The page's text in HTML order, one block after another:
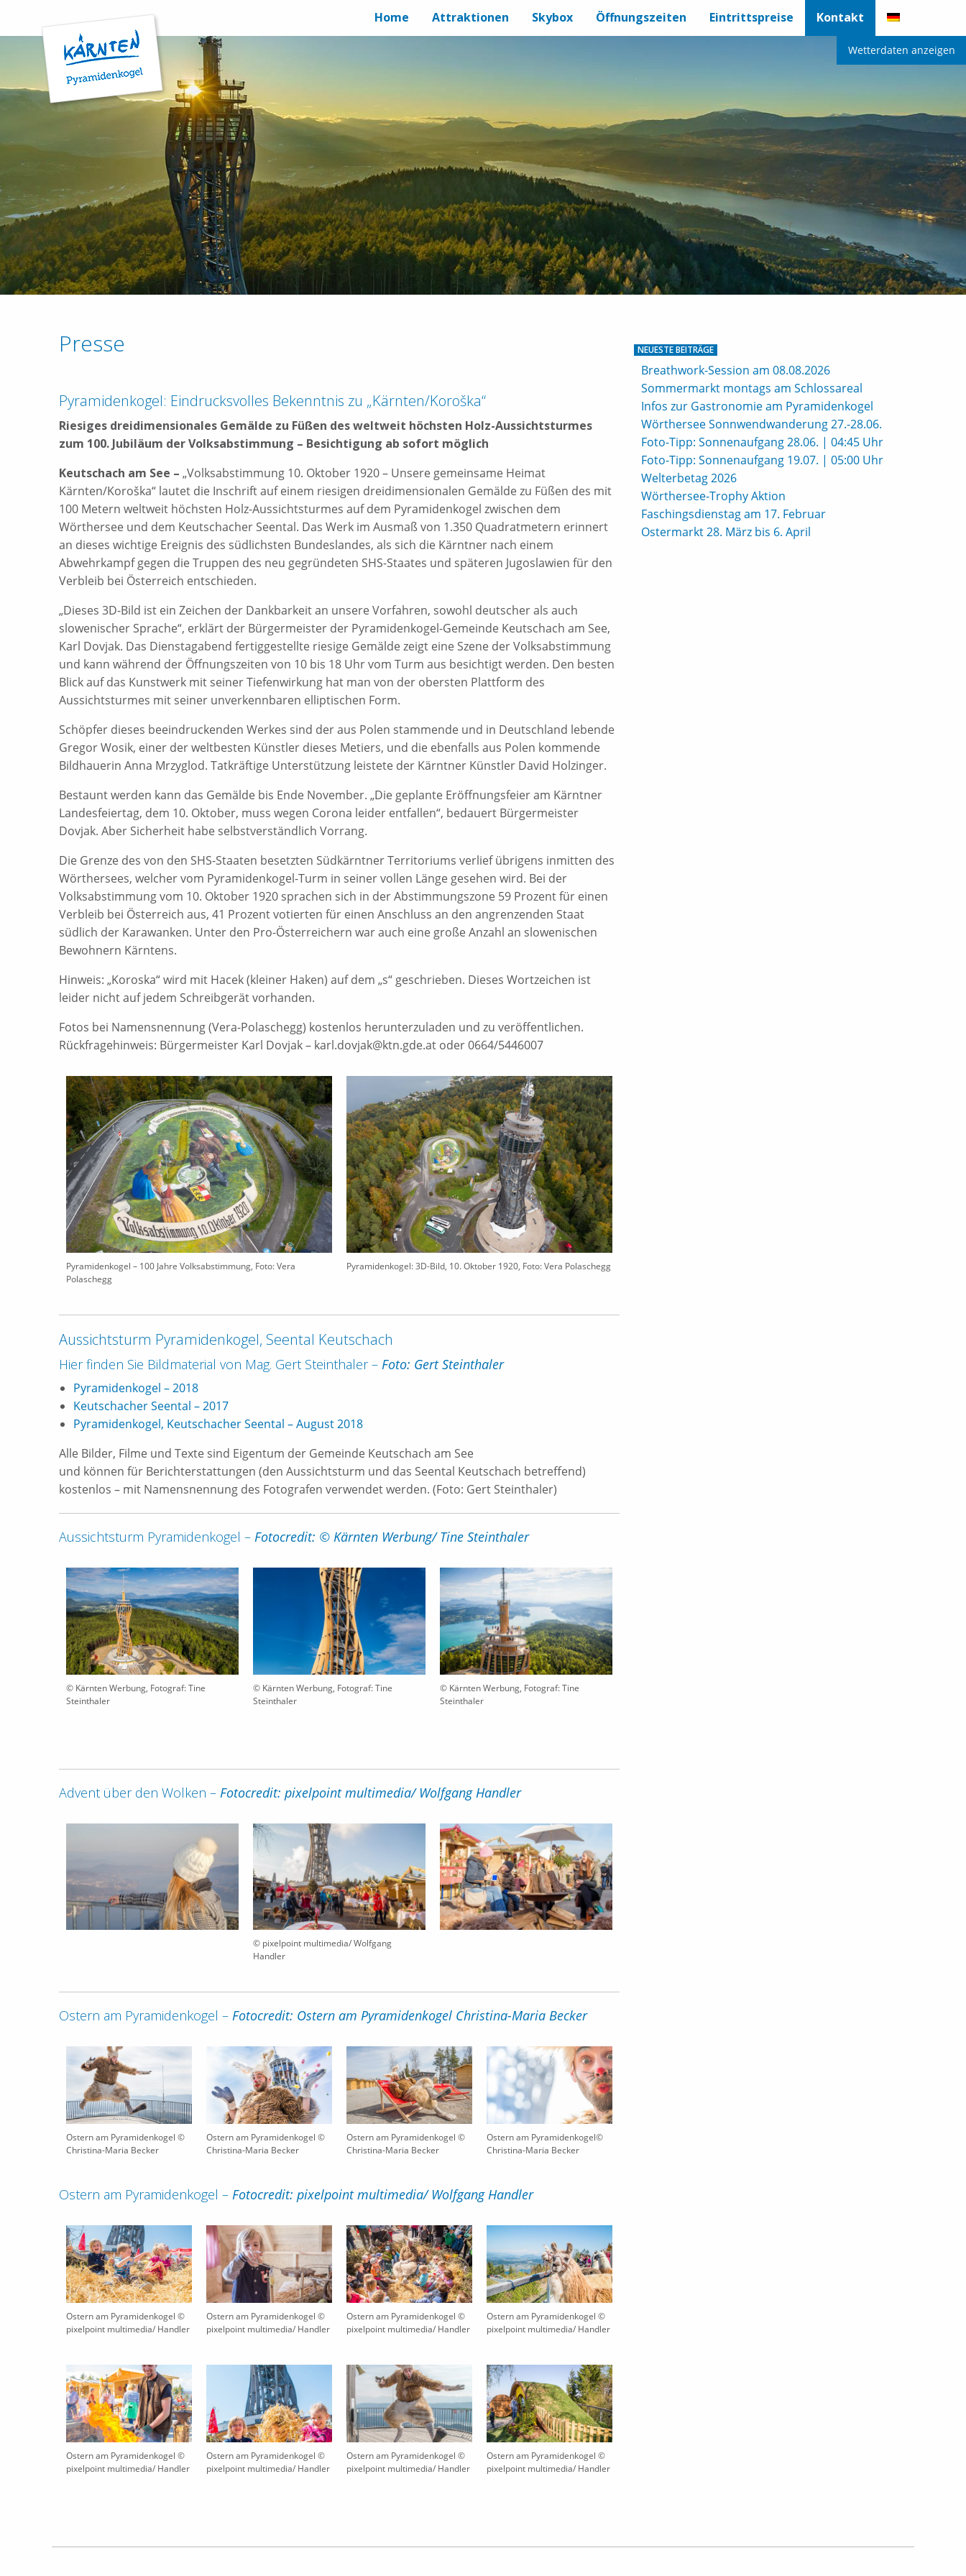
Home Attraktionen Skybox Öffnungszeiten Eintrittspreise Kontakt
Wetterdaten anzeigen
Presse
Pyramidenkogel: Eindrucksvolles Bekenntnis zu „Kärnten/Koroška“
Riesiges dreidimensionales Gemälde zu Füßen des weltweit höchsten Holz-Aussichtsturmes
zum 100. Jubiläum der Volksabstimmung – Besichtigung ab sofort möglich
Keutschach am See – „Volksabstimmung 10. Oktober 1920 – Unsere gemeinsame Heimat
Kärnten/Koroška“ lautet die Inschrift auf einem riesigen dreidimensionalen Gemälde zu Füßen des mit
100 Metern weltweit höchsten Holz-Aussichtsturmes auf dem Pyramidenkogel zwischen dem
Wörthersee und dem Keutschacher Seental. Das Werk im Ausmaß von 1.350 Quadratmetern erinnert
an dieses wichtige Ereignis des südlichsten Bundeslandes, als sich die Kärntner nach einem
Abwehrkampf gegen die Truppen des neu gegründeten SHS-Staates und späteren Jugoslawien für den
Verbleib bei Österreich entschieden.
„Dieses 3D-Bild ist ein Zeichen der Dankbarkeit an unsere Vorfahren, sowohl deutscher als auch
slowenischer Sprache“, erklärt der Bürgermeister der Pyramidenkogel-Gemeinde Keutschach am See,
Karl Dovjak. Das Dienstagabend fertiggestellte riesige Gemälde zeigt eine Szene der Volksabstimmung
und kann während der Öffnungszeiten von 10 bis 18 Uhr vom Turm aus besichtigt werden. Den besten
Blick auf das Kunstwerk mit seiner Tiefenwirkung hat man von der obersten Plattform des
Aussichtsturmes mit seiner unverkennbaren elliptischen Form.
Schöpfer dieses beeindruckenden Werkes sind der aus Polen stammende und in Deutschland lebende
Gregor Wosik, einer der weltbesten Künstler dieses Metiers, und die ebenfalls aus Polen kommende
Bildhauerin Anna Mrzyglod. Tatkräftige Unterstützung leistete der Kärntner Künstler David Holzinger.
Bestaunt werden kann das Gemälde bis Ende November. „Die geplante Eröffnungsfeier am Kärntner
Landesfeiertag, dem 10. Oktober, muss wegen Corona leider entfallen“, bedauert Bürgermeister
Dovjak. Aber Sicherheit habe selbstverständlich Vorrang.
Die Grenze des von den SHS-Staaten besetzten Südkärntner Territoriums verlief übrigens inmitten des
Wörthersees, welcher vom Pyramidenkogel-Turm in seiner vollen Länge gesehen wird. Bei der
Volksabstimmung vom 10. Oktober 1920 sprachen sich in der Abstimmungszone 59 Prozent für einen
Verbleib bei Österreich aus, 41 Prozent votierten für einen Anschluss an den angrenzenden Staat
südlich der Karawanken. Unter den Pro-Österreichern war auch eine große Anzahl an slowenischen
Bewohnern Kärntens.
Hinweis: „Koroska“ wird mit Hacek (kleiner Haken) auf dem „s“ geschrieben. Dieses Wortzeichen ist
leider nicht auf jedem Schreibgerät vorhanden.
Fotos bei Namensnennung (Vera-Polaschegg) kostenlos herunterzuladen und zu veröffentlichen.
Rückfragehinweis: Bürgermeister Karl Dovjak – karl.dovjak@ktn.gde.at oder 0664/5446007
Pyramidenkogel – 100 Jahre Volksabstimmung, Foto: Vera
Polaschegg
Pyramidenkogel: 3D-Bild, 10. Oktober 1920, Foto: Vera Polaschegg
Aussichtsturm Pyramidenkogel, Seental Keutschach
Hier finden Sie Bildmaterial von Mag. Gert Steinthaler – Foto: Gert Steinthaler
Pyramidenkogel – 2018
Keutschacher Seental – 2017
Pyramidenkogel, Keutschacher Seental – August 2018
Alle Bilder, Filme und Texte sind Eigentum der Gemeinde Keutschach am See
und können für Berichterstattungen (den Aussichtsturm und das Seental Keutschach betreffend)
kostenlos – mit Namensnennung des Fotografen verwendet werden. (Foto: Gert Steinthaler)
Aussichtsturm Pyramidenkogel – Fotocredit: © Kärnten Werbung/ Tine Steinthaler
© Kärnten Werbung, Fotograf: Tine
Steinthaler
© Kärnten Werbung, Fotograf: Tine
Steinthaler
© Kärnten Werbung, Fotograf: Tine
Steinthaler
Advent über den Wolken – Fotocredit: pixelpoint multimedia/ Wolfgang Handler
© pixelpoint multimedia/ Wolfgang
Handler
Ostern am Pyramidenkogel – Fotocredit: Ostern am Pyramidenkogel Christina-Maria Becker
Ostern am Pyramidenkogel ©
Christina-Maria Becker
Ostern am Pyramidenkogel ©
Christina-Maria Becker
Ostern am Pyramidenkogel ©
Christina-Maria Becker
Ostern am Pyramidenkogel©
Christina-Maria Becker
Ostern am Pyramidenkogel – Fotocredit: pixelpoint multimedia/ Wolfgang Handler
Ostern am Pyramidenkogel ©
pixelpoint multimedia/ Handler
Ostern am Pyramidenkogel ©
pixelpoint multimedia/ Handler
Ostern am Pyramidenkogel ©
pixelpoint multimedia/ Handler
Ostern am Pyramidenkogel ©
pixelpoint multimedia/ Handler
Ostern am Pyramidenkogel ©
pixelpoint multimedia/ Handler
Ostern am Pyramidenkogel ©
pixelpoint multimedia/ Handler
Ostern am Pyramidenkogel ©
pixelpoint multimedia/ Handler
Ostern am Pyramidenkogel ©
pixelpoint multimedia/ Handler
NEUESTE BEITRÄGE
Breathwork-Session am 08.08.2026
Sommermarkt montags am Schlossareal
Infos zur Gastronomie am Pyramidenkogel
Wörthersee Sonnwendwanderung 27.-28.06.
Foto-Tipp: Sonnenaufgang 28.06. | 04:45 Uhr
Foto-Tipp: Sonnenaufgang 19.07. | 05:00 Uhr
Welterbetag 2026
Wörthersee-Trophy Aktion
Faschingsdienstag am 17. Februar
Ostermarkt 28. März bis 6. April